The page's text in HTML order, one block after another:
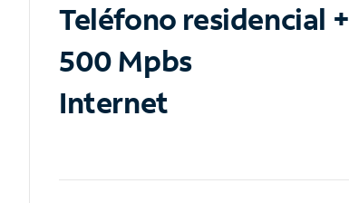
Teléfono residencial +
500 Mpbs
Internet